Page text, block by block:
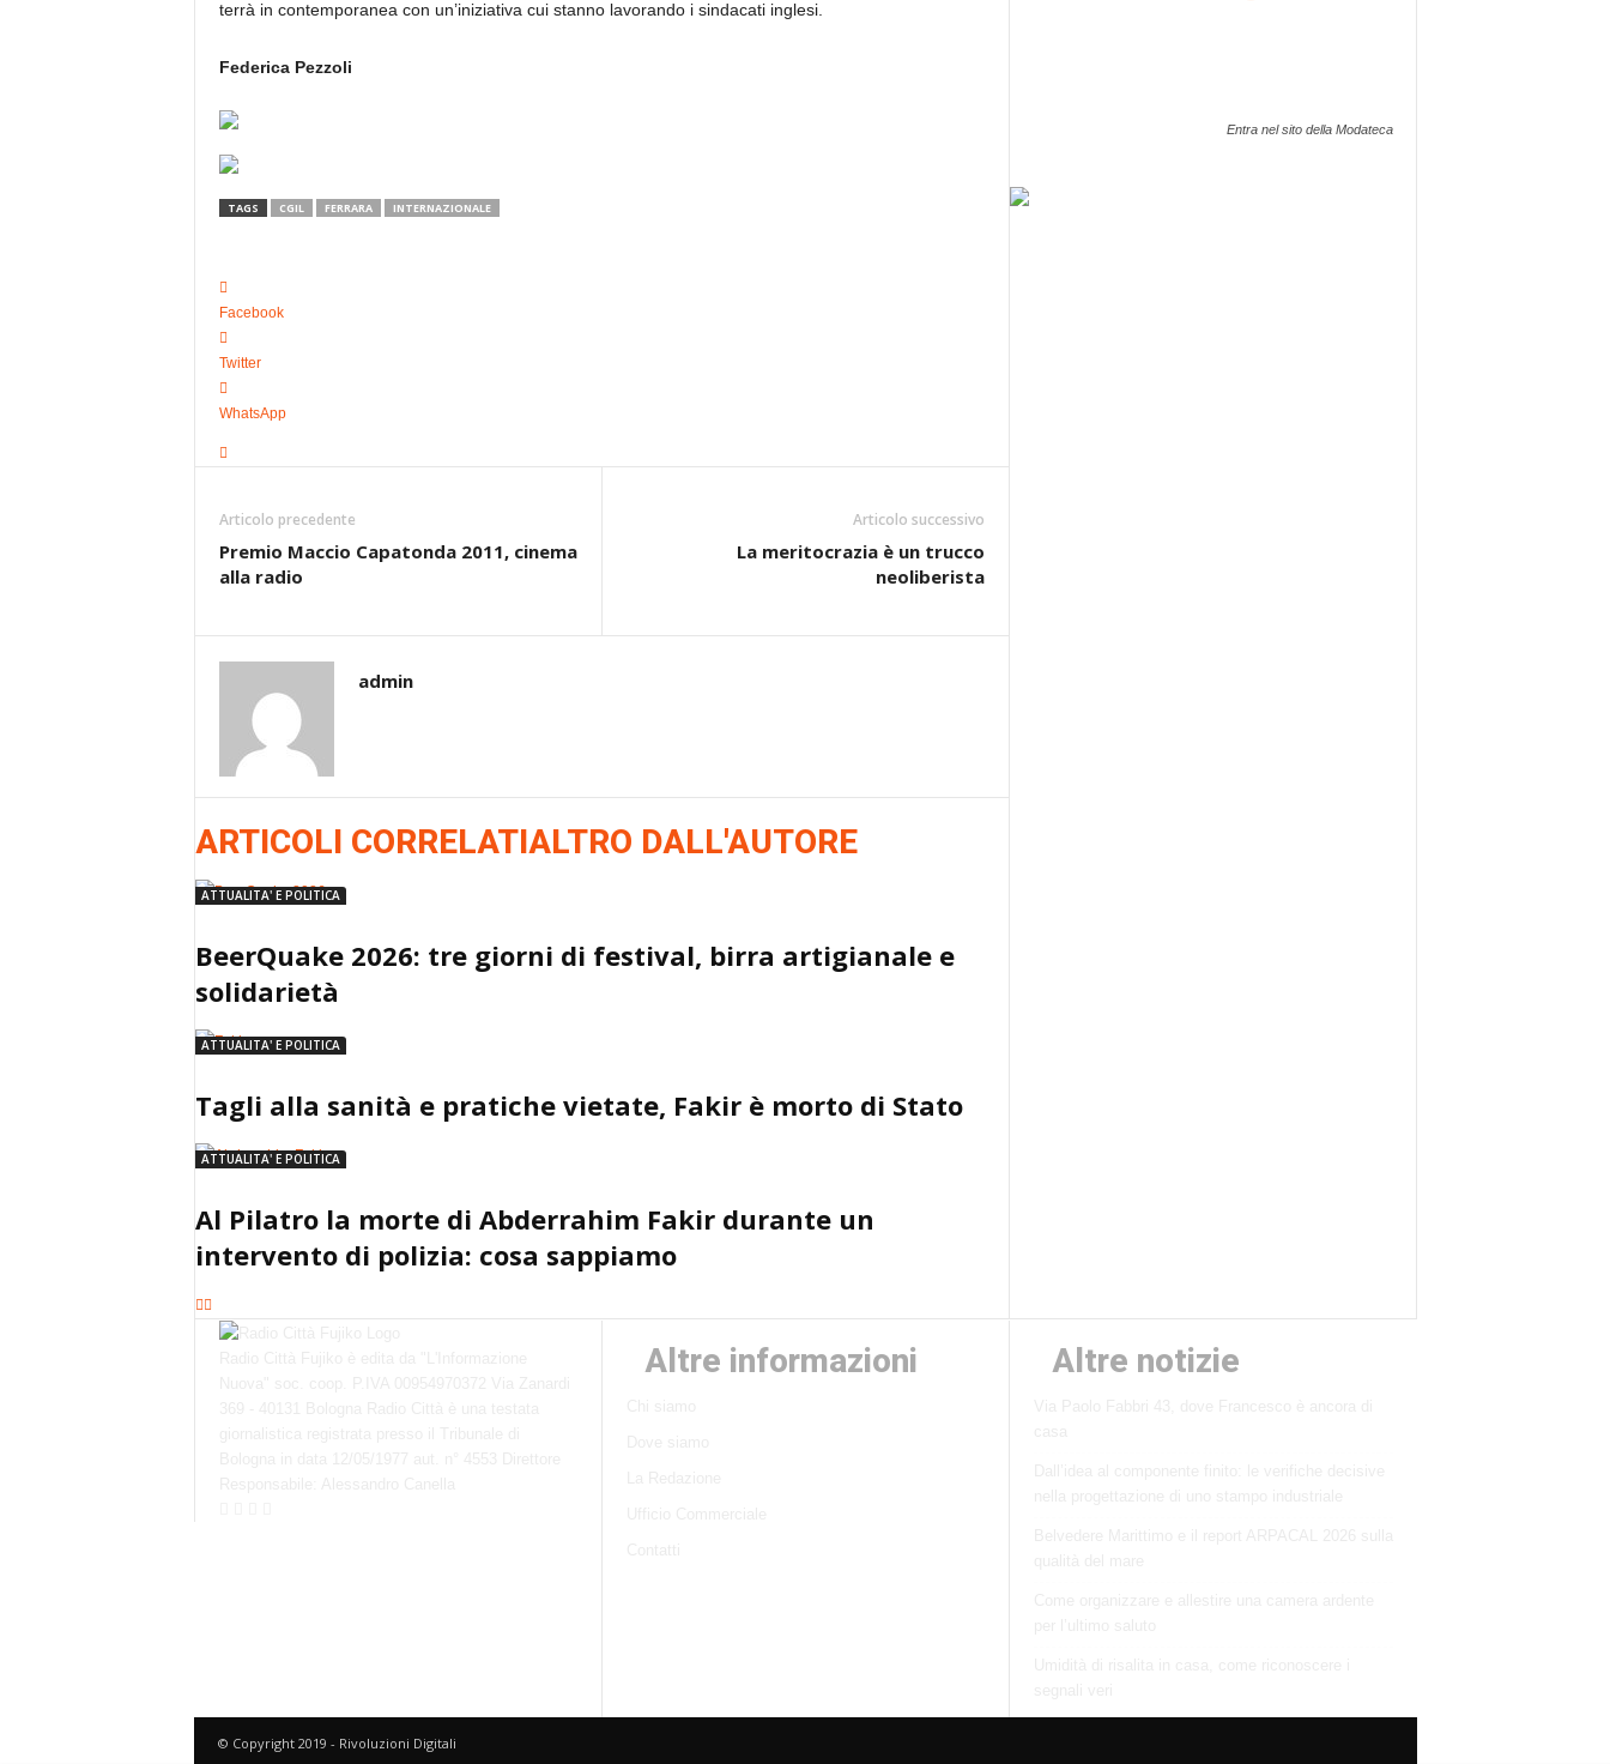
terrà in contemporanea con un’iniziativa cui stanno lavorando i sindacati inglesi.
Federica Pezzoli
TAGS CGIL FERRARA INTERNAZIONALE
Facebook
Twitter
WhatsApp
Articolo precedente
Premio Maccio Capatonda 2011, cinema
alla radio
Articolo successivo
La meritocrazia è un trucco
neoliberista
admin
ARTICOLI CORRELATIALTRO DALL'AUTORE
ATTUALITA' E POLITICA
BeerQuake 2026: tre giorni di festival, birra artigianale e
solidarietà
ATTUALITA' E POLITICA
Tagli alla sanità e pratiche vietate, Fakir è morto di Stato
ATTUALITA' E POLITICA
Al Pilatro la morte di Abderrahim Fakir durante un
intervento di polizia: cosa sappiamo
Entra nel sito della Modateca
Altre informazioni Altre notizie
© Copyright 2019 - Rivoluzioni Digitali